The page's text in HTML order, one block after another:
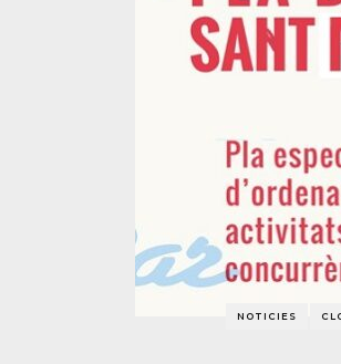
NOTICIES